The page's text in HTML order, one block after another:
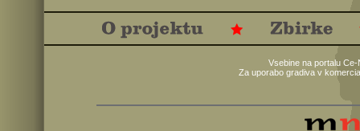
Vsebine na portalu
Za uporabo gradiva v